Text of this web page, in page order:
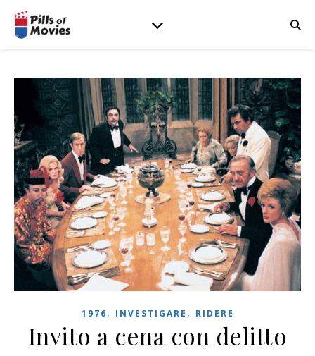
1976, INVESTIGARE , RIDERE
Invito a cena con delitto